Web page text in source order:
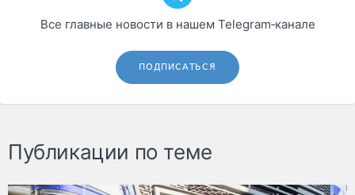
Все главные новости в нашем Telegram‑канале
ПОДПИСАТЬСЯ
Публикации по теме